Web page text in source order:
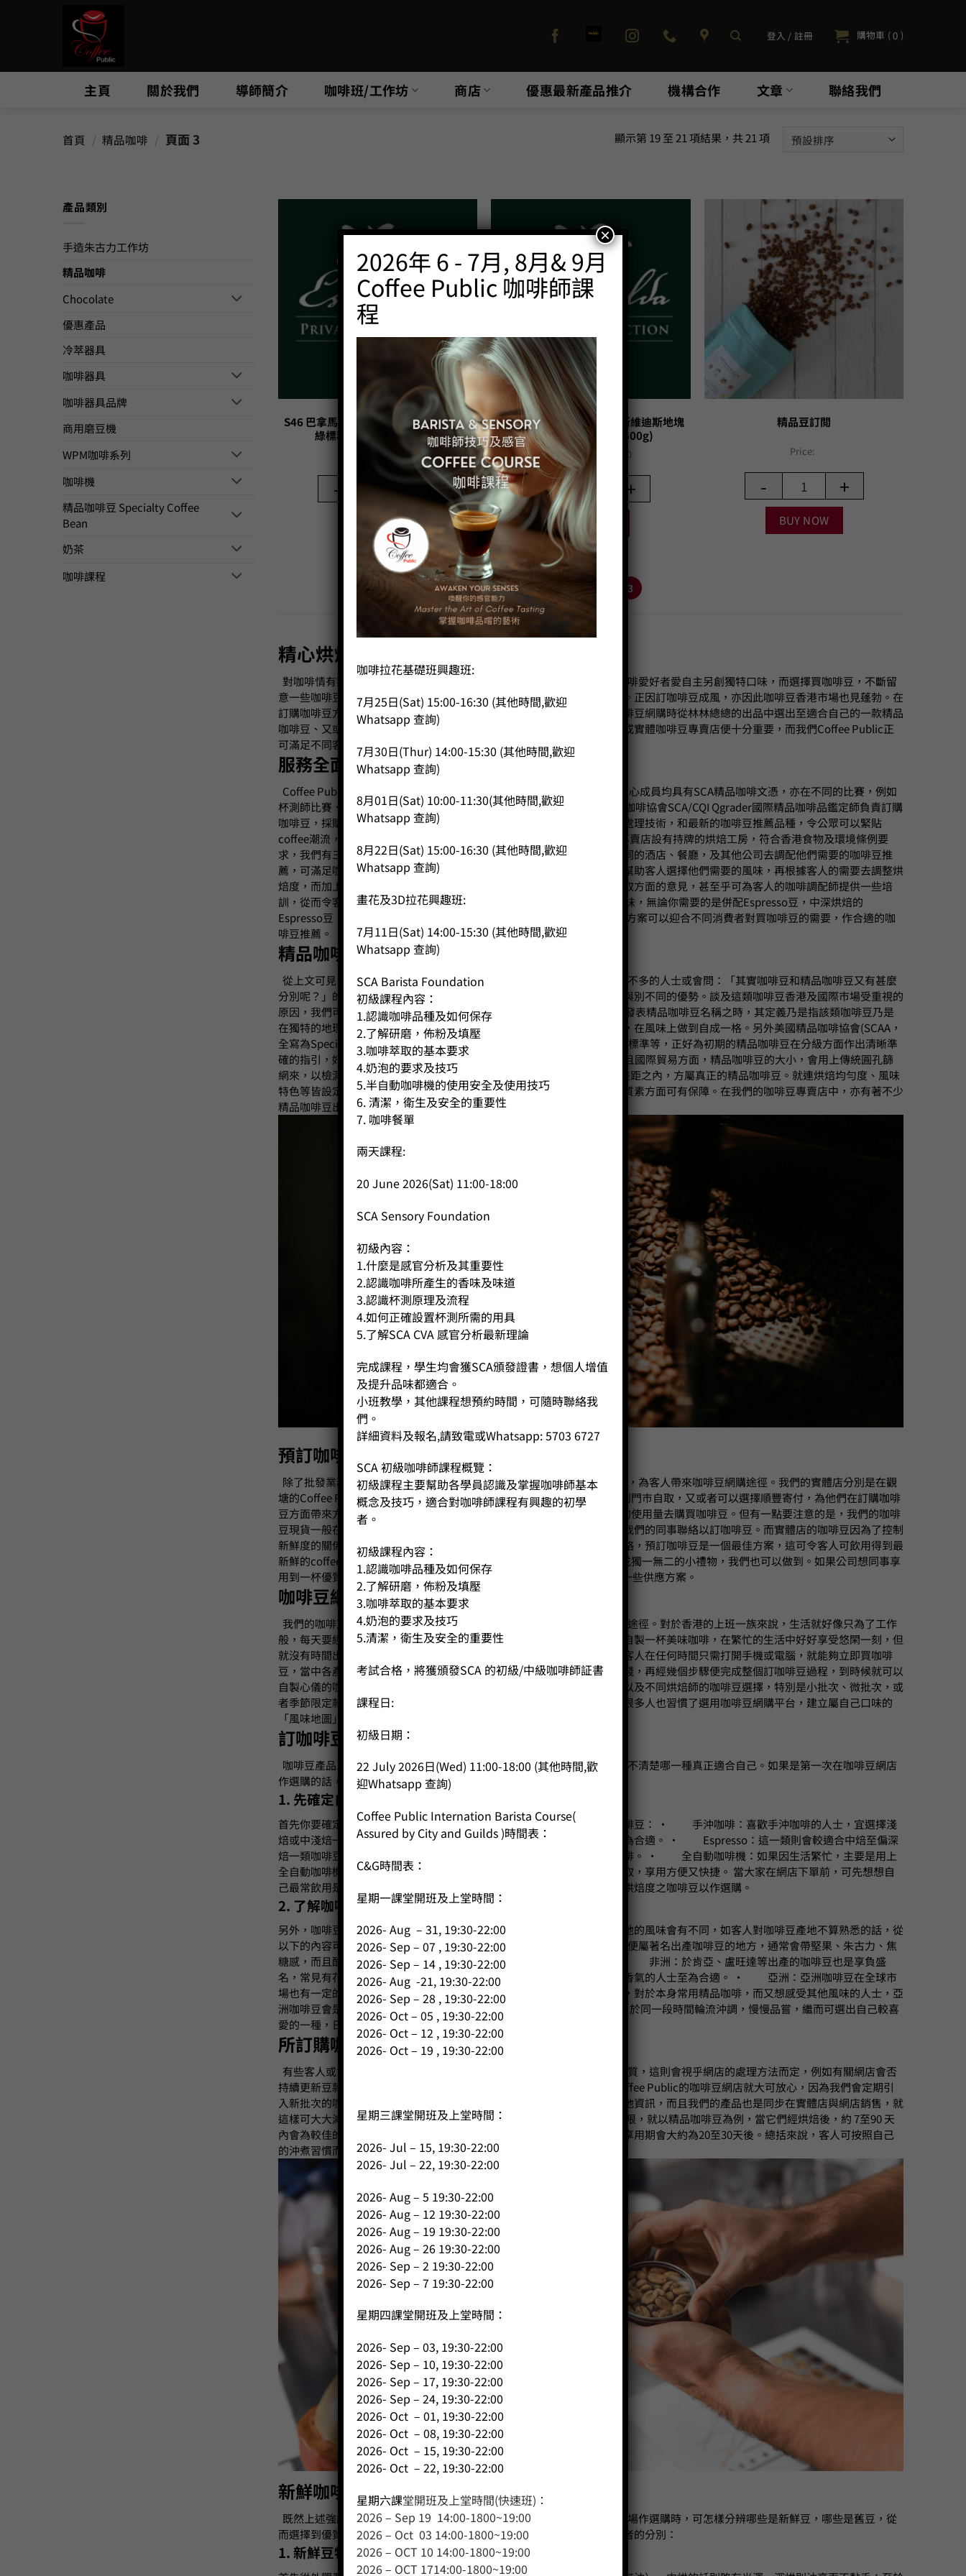
登入 / 註冊 購物車 ( 0 )
主頁 關於我們 導師簡介 咖啡班/工作坊 商店 優惠最新產品推介 機構合作 文章 聯絡我們
首頁 / 精品咖啡 / 頁面 3 顯示第 19 至 21 項結果，共 21 項
產品類別
手造朱古力工作坊
精品咖啡
Chocolate
優惠產品
冷萃器具
咖啡器具
咖啡器具品牌
商用磨豆機
WPM咖啡系列
咖啡機
精品咖啡豆 Specialty Coffee
Bean
奶茶
咖啡課程
S46 巴拿馬 翡翠莊園 坎納斯維迪斯地塊
綠標私藏藝伎 日曬 (200g)
HK$ 460.00
- +
BUY NOW
S46 巴拿馬 翡翠莊園 坎納斯維迪斯地塊
綠標私藏藝伎 日曬 (500g)
Price: HK$ 1,150.00
- +
BUY NOW
精品豆訂閲
Price:
- +
BUY NOW
3
精心烘焙 發揮精品咖啡豆風味
對咖啡情有獨鍾的人士，自然對其口味、風味有著不斷的追尋，有不少咖啡愛好者愛自主另創獨特口味，而選擇買咖啡豆，不斷留
意一些咖啡豆推薦，了解本港及世界各地出產的特點，而進行咖啡豆網購。正因訂咖啡豆成風，亦因此咖啡豆香港市場也見蓬勃。在
訂購咖啡豆方面要揀選一間具信譽的咖啡豆專賣店實不容易，再要於作咖啡豆網購時從林林總總的出品中選出至適合自己的一款精品
咖啡豆、又或者手沖咖啡豆等，更是難上加難！因此選擇一可信賴的網上或實體咖啡豆專賣店便十分重要，而我們Coffee Public正
可滿足不同客戶對於買咖啡豆的要求。
服務全面 迎合咖啡豆香港市場需要
Coffee Public團隊是由一群專業及對咖啡充滿熱情的咖啡師組成。團隊核心成員均具有SCA精品咖啡文憑，亦在不同的比賽，例如
杯測師比賽、烘焙比賽、沖煮比賽等獲得不同獎項。Coffee Public由精品咖啡協會SCA/CQI Qgrader國際精品咖啡品鑑定師負責訂購
咖啡豆，採購目標除為公眾發掘優質的精品咖啡豆外，同時會採購最新的處理技術，和最新的咖啡豆推薦品種，令公眾可以緊貼
coffee潮流，對不同的咖啡豆推薦有多一分了解。
Coffee Public咖啡豆專賣店設有持牌的烘焙工房，符合香港食物及環境條例要
求，我們有三部不同容量的烘焙機去烘焙我們的精品咖啡豆。我們會為不同的酒店、餐廳，及其他公司去調配他們需要的咖啡豆推
薦，可滿足咖啡豆香港市場的需求。我們在訂咖啡豆方面的優勢，是可以幫助客人選擇他們需要的風味，再根據客人的需要去調整烘
焙度，而加上我們的團隊在萃取方面亦可跟據客人使用的機件，去給予萃取方面的意見，甚至乎可為客人的咖啡調配師提供一些培
訓，從而令客人可更全面的使用我們烘焙的Espresso豆去萃取出適合的風味，無論你需要的是併配Espresso豆，中深烘焙的
Espresso豆，甚或是單產區淺焙的Espresso豆之愛好者，我們都有合適的方案可以迎合不同消費者對買咖啡豆的需要，作合適的咖
啡豆推薦。
精品咖啡豆獨特之處
從上文可見，有些對咖啡開始產生興趣而想買咖啡豆，但又對咖啡豆認識不多的人士或會問：「其實咖啡豆和精品咖啡豆又有甚麼
分別呢？」的確，稱稱得上為「精品」，這種咖啡豆推薦的確是有著一種與別不同的優勢。談及這類咖啡豆香港及國際市場受重視的
原因，我們可從1978年說起：當年一場關於咖啡的國際會議中，正是首次發表精品咖啡豆名稱之時，其定義乃是指該類咖啡豆乃是
在獨特的地理環境及氣候中所生產出來，經新鮮烘焙和適合沖煮之情況下，在風味上做到自成一格。另外美國精品咖啡協會(SCAA，
全寫為Specialty Coffee Association of America)在為精品咖啡定下定義、標準等，正好為初期的精品咖啡豆在分級方面作出清晰準
確的指引，好像精品咖啡豆在乾燥後其含水量必須是在10至12%之間，而且國際貿易方面，精品咖啡豆的大小，會用上傳統圓孔篩
網來，以檢測豆子的大小，這咖啡豆推薦必須跟合約上的大小差異為 5%差距之內，方屬真正的精品咖啡豆。就連烘焙均勻度、風味
特色等皆設定要求，以礭保精品咖啡豆的品質，對於買咖啡豆人士在產品質素方面可有保障。在我們的咖啡豆專賣店中，亦有著不少
精品咖啡豆出售，為買咖啡豆人士帶來方便，歡迎選購。
預訂咖啡豆 享用最新鮮成品
除了批發業務，我們咖啡豆專賣店亦有線上和實體店可供客人購買咖啡豆，為客人帶來咖啡豆網購途徑。我們的實體店分別是在觀
塘的Coffee Public和紅磡的Coffee Station，客人可以在線上下單，然後到門巿自取，又或者可以選擇順豐寄付，為他們在訂購咖啡
豆方面帶來方便。我們的咖啡豆包裝由100g到1kg兼備，客人可跟據自己的使用量去購買咖啡豆。但有一點要注意的是，我們的咖啡
豆現貨一般在一個月內或更短，但客人如需要更新鮮的咖啡豆，請直接和我們的同事聯絡以訂咖啡豆。而實體店的咖啡豆因為了控制
新鮮度的關係，所以可買咖啡豆存量一般不多，所以客人請預先和我們聯絡，預訂咖啡豆是一個最佳方案，這可令客人可飲用得到最
新鮮的coffee。而我們亦有掛耳包一類供應，甚至你想訂一些以coffee做成獨一無二的小禮物，我們也可以做到。如果公司想同事享
用到一杯優質的coffee抖擻精神，要作咖啡豆網購等，亦可以和我們溝通一些供應方案。
咖啡豆網店 方便都市人購得心頭好
我們的咖啡豆網店運作，可為不少香港客人在訂咖啡豆方面帶來另一上佳途徑。對於香港的上班一族來說，生活就好像只為了工作
般，每天要經常加班，甚至假期都要處理，當中有不少人都想買咖啡豆，自製一杯美味咖啡，在繁忙的生活中好好享受悠閑一刻，但
就沒有時間出外選購咖啡豆。而我們咖啡豆網購的最大好處，就是可以讓客人在任何時間只需打開手機或電腦，就能夠立即買咖啡
豆，當中各產品資料詳細，可方便客人比較不同咖啡豆的產地、風味和價錢，再經幾個步驟便完成整個訂咖啡豆過程，到時候就可以
自製心儀的咖啡！事實上作網上選購，更能夠接觸到更多來自不同國家，以及不同烘焙師的咖啡豆選擇，特別是小批次、微批次，或
者季節限定款，都可以在咖啡豆網店找得到。從現時的消費模式發展，有很多人也習慣了選用咖啡豆網購平台，建立屬自己口味的
「風味地圖」，慢慢試出一杯最適合自己的咖啡。
訂咖啡豆有序 容易選出至喜歡一種
咖啡豆產品五花八門，什麼精品咖啡豆，又或者手沖咖啡豆等，有時也搞不清楚哪一種真正適合自己。如果是第一次在咖啡豆網店
作選購的話，我們建議大家循以下兩個方向，以慢慢發掘心頭好：
1. 先確定自己選用哪種沖煮方法
首先你要確定自己平日是以怎樣的方法來沖咖啡，從而揀選適合焙度的咖啡豆： ‧
手沖咖啡：喜歡手沖咖啡的人士，宜選擇淺
焙或中淺焙一類咖啡豆，其果酸會較明亮，而次層次細緻，作慢慢品味至為合適。
‧
Espresso：這一類則會較適合中焙至偏深
焙一類咖啡豆，其口感厚身，苦甜平衡度高，適合配奶以製作拿鐵一類咖啡。
‧
全自動咖啡機：如果因生活繁忙，主要是用上
全自動咖啡機的話，那麼中度烘焙咖啡豆便最適合選用，其風味會容易萃取，享用方便又快捷。 當大家在網店下單前，可先想想自
己最常飲用是黑咖啡、奶啡，還是兩者都會經常享用，然後再對應合適的烘焙度之咖啡豆以作選購。
2. 了解咖啡豆產地之風味
另外，咖啡豆出產的地域，也是訂購咖啡豆方面需要考慮的因素。當中各地的風味會有不同，如客人對咖啡豆產地不算熟悉的話，從
以下的內容可有初步了解： ‧
中南美洲：好像哥倫比亞、瓜地馬拉等便屬著名出產咖啡豆的地方，通常會帶堅果、朱古力、焦
糖感，而且酸度溫和、風味平衡，是最為很多客人選用的日常咖啡豆。
非洲：於肯亞、盧旺達等出產的咖啡豆也是享負盛
名，常見有花香、柑橘、莓果、葡萄酒感，層次獨特而華麗，愛好果酸及香氣的人士至為合適。
‧
亞洲：亞洲咖啡豆在全球市
場也有一定的發展空間，通常其風味或帶有香料感、熱帶水果，或者酒香，對於本身常用精品咖啡，而又想感受其他風味的人士，亞
洲咖啡豆會是不俗的選擇。
其實客人也可先購買上述三款地域的咖啡豆，於同一段時間輪流沖調，慢慢品嘗，繼而可選出自己較喜
愛的一種，日後再作訂購。
所訂購咖啡豆 品質有保證
有些客人或會擔心在咖啡豆網站選購咖啡豆，會覺得它們已存放良久而變質，這則會視乎網店的處理方法而定，例如有關網店會否
持續更新豆款，還有又是否清楚標示咖啡豆的來源。如果客人惠顧我們Coffee Public的咖啡豆網店就大可放心，因為我們會定期引
入新批次的咖啡豆，包括精品咖啡豆等，並且會於產品包裝清楚表示其產地資訊，而且我們的產品也是同步在實體店與網店銷售，就
這樣可大大減少庫存長期滯留的問題。在此可多介紹選用咖啡豆的最佳期限，就以精品咖啡豆為例，當它們經烘焙後，約 7至90 天
內會為較佳的飲用期，這會視乎豆子的烘焙度及客人的口味而定，而高峰享用期會大約為20至30天後。總括來說，客人可按照自己
的沖煮習慣而調整產品的開封時間。
新鮮咖啡豆與舊豆之分別
既然上述強調了新鮮咖啡豆的重要性，或者大家會問：「在咖啡豆香港市場作選購時，可怎樣分辨哪些是新鮮豆，哪些是舊豆，從
而選擇到優質的一種呢？」，以下我們從幾項重要元素，以讓大家了解兩者的分別：
1. 新鮮豆特性
2026年 6 - 7月, 8月& 9月
Coffee Public 咖啡師課
程
咖啡拉花基礎班興趣班:
7月25日(Sat) 15:00-16:30 (其他時間,歡迎
Whatsapp 查詢)
7月30日(Thur) 14:00-15:30 (其他時間,歡迎
Whatsapp 查詢)
8月01日(Sat) 10:00-11:30(其他時間,歡迎
Whatsapp 查詢)
8月22日(Sat) 15:00-16:30 (其他時間,歡迎
Whatsapp 查詢)
畫花及3D拉花興趣班:
7月11日(Sat) 14:00-15:30 (其他時間,歡迎
Whatsapp 查詢)
SCA Barista Foundation
初級課程內容：
1.認識咖啡品種及如何保存
2.了解研磨，佈粉及填壓
3.咖啡萃取的基本要求
4.奶泡的要求及技巧
5.半自動咖啡機的使用安全及使用技巧
6. 清潔，衛生及安全的重要性
7. 咖啡餐單
兩天課程:
20 June 2026(Sat) 11:00-18:00
SCA Sensory Foundation
初級內容：
1.什麼是感官分析及其重要性
2.認識咖啡所產生的香味及味道
3.認識杯測原理及流程
4.如何正確設置杯測所需的用具
5.了解SCA CVA 感官分析最新理論
完成課程，學生均會獲SCA頒發證書，想個人增值
及提升品味都適合。
小班教學，其他課程想預約時間，可隨時聯絡我
們。
詳細資料及報名,請致電或Whatsapp: 5703 6727
SCA 初級咖啡師課程概覽：
初級課程主要幫助各學員認識及掌握咖啡師基本
概念及技巧，適合對咖啡師課程有興趣的初學
者。
初級課程內容：
1.認識咖啡品種及如何保存
2.了解研磨，佈粉及填壓
3.咖啡萃取的基本要求
4.奶泡的要求及技巧
5.清潔，衛生及安全的重要性
考試合格，將獲頒發SCA 的初級/中級咖啡師証書
課程日:
初級日期：
22 July 2026日(Wed) 11:00-18:00 (其他時間,歡
迎Whatsapp 查詢)
Coffee Public Internation Barista Course(
Assured by City and Guilds )時間表：
C&G時間表：
星期一課堂開班及上堂時間：
2026- Aug – 31, 19:30-22:00
2026- Sep – 07 , 19:30-22:00
2026- Sep – 14 , 19:30-22:00
2026- Aug -21, 19:30-22:00
2026- Sep – 28 , 19:30-22:00
2026- Oct – 05 , 19:30-22:00
2026- Oct – 12 , 19:30-22:00
2026- Oct – 19 , 19:30-22:00
星期三課堂開班及上堂時間：
2026- Jul – 15, 19:30-22:00
2026- Jul – 22, 19:30-22:00
2026- Aug – 5 19:30-22:00
2026- Aug – 12 19:30-22:00
2026- Aug – 19 19:30-22:00
2026- Aug – 26 19:30-22:00
2026- Sep – 2 19:30-22:00
2026- Sep – 7 19:30-22:00
星期四課堂開班及上堂時間：
2026- Sep – 03, 19:30-22:00
2026- Sep – 10, 19:30-22:00
2026- Sep – 17, 19:30-22:00
2026- Sep – 24, 19:30-22:00
2026- Oct – 01, 19:30-22:00
2026- Oct – 08, 19:30-22:00
2026- Oct – 15, 19:30-22:00
2026- Oct – 22, 19:30-22:00
星期六課堂開班及上堂時間(快速班)：
2026 – Sep 19 14:00-1800~19:00
2026 – Oct 03 14:00-1800~19:00
2026 – OCT 10 14:00-1800~19:00
2026 – OCT 1714:00-1800~19:00
×